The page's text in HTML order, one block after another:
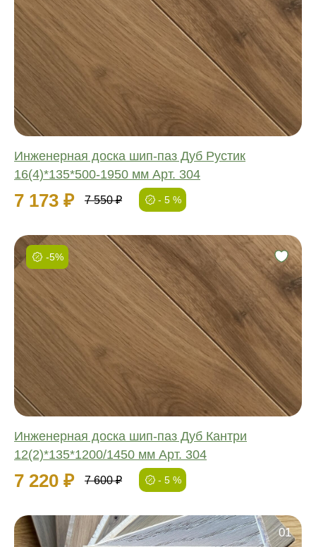
Инженерная доска шип-паз Дуб Рустик
16(4)*135*500-1950 мм Арт. 304
7 173 ₽ 7 550 ₽ - 5 %
Соединение:
Обработка:
Длина:
Ширина:
Толщина:
-5%
Инженерная доска шип-паз Дуб Кантри
12(2)*135*1200/1450 мм Арт. 304
7 220 ₽ 7 600 ₽ - 5 %
Фаска:
Соединение:
Обработка:
Длина:
Ширина:
Толщина:
01